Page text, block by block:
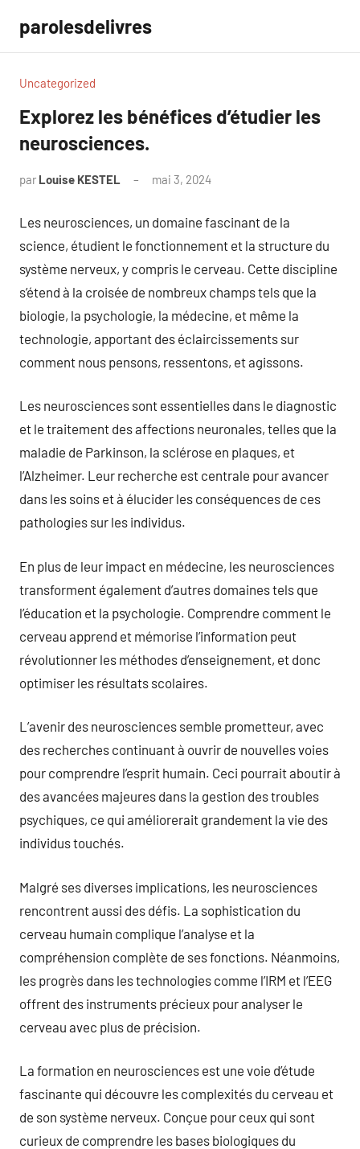
contenu
parolesdelivres
Uncategorized
Explorez les bénéfices d’étudier les
neurosciences.
par Louise KESTEL mai 3, 2024
Les neurosciences, un domaine fascinant de la
science, étudient le fonctionnement et la structure du
système nerveux, y compris le cerveau. Cette discipline
s’étend à la croisée de nombreux champs tels que la
biologie, la psychologie, la médecine, et même la
technologie, apportant des éclaircissements sur
comment nous pensons, ressentons, et agissons.
Les neurosciences sont essentielles dans le diagnostic
et le traitement des affections neuronales, telles que la
maladie de Parkinson, la sclérose en plaques, et
l’Alzheimer. Leur recherche est centrale pour avancer
dans les soins et à élucider les conséquences de ces
pathologies sur les individus.
En plus de leur impact en médecine, les neurosciences
transforment également d’autres domaines tels que
l’éducation et la psychologie. Comprendre comment le
cerveau apprend et mémorise l’information peut
révolutionner les méthodes d’enseignement, et donc
optimiser les résultats scolaires.
L’avenir des neurosciences semble prometteur, avec
des recherches continuant à ouvrir de nouvelles voies
pour comprendre l’esprit humain. Ceci pourrait aboutir à
des avancées majeures dans la gestion des troubles
psychiques, ce qui améliorerait grandement la vie des
individus touchés.
Malgré ses diverses implications, les neurosciences
rencontrent aussi des défis. La sophistication du
cerveau humain complique l’analyse et la
compréhension complète de ses fonctions. Néanmoins,
les progrès dans les technologies comme l’IRM et l’EEG
offrent des instruments précieux pour analyser le
cerveau avec plus de précision.
La formation en neurosciences est une voie d’étude
fascinante qui découvre les complexités du cerveau et
de son système nerveux. Conçue pour ceux qui sont
curieux de comprendre les bases biologiques du